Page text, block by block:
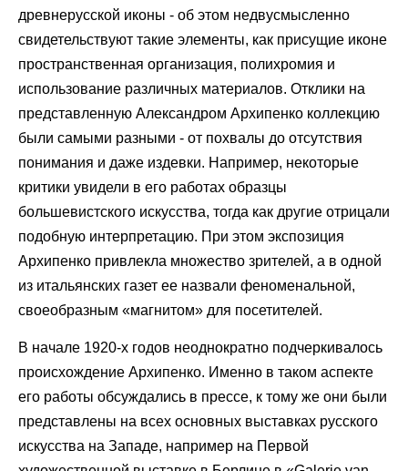
древнерусской иконы - об этом недвусмысленно
свидетельствуют такие элементы, как присущие иконе
пространственная организация, полихромия и
использование различных материалов. Отклики на
представленную Александром Архипенко коллекцию
были самыми разными - от похвалы до отсутствия
понимания и даже издевки. Например, некоторые
критики увидели в его работах образцы
большевистского искусства, тогда как другие отрицали
подобную интерпретацию. При этом экспозиция
Архипенко привлекла множество зрителей, а в одной
из итальянских газет ее назвали феноменальной,
своеобразным «магнитом» для посетителей.
В начале 1920-х годов неоднократно подчеркивалось
происхождение Архипенко. Именно в таком аспекте
его работы обсуждались в прессе, к тому же они были
представлены на всех основных выставках русского
искусства на Западе, например на Первой